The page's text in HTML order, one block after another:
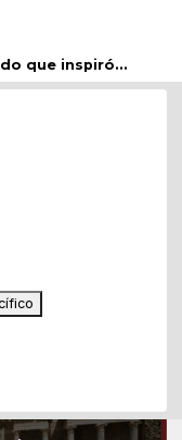
que inspiró...